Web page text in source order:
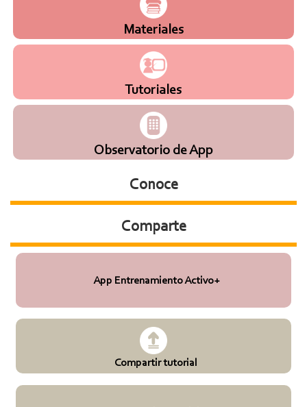
Materiales
Tutoriales
Observatorio de App
Conoce
Comparte
App Entrenamiento Activo+
Compartir tutorial